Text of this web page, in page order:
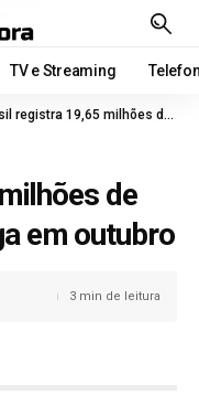
TV e Streaming
19,65 milhões de assinantes de TV paga em outubro
de
em outubro
3 min de leitura